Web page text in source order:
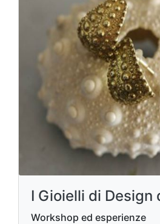
I Gioielli di Design
Workshop ed esperienze